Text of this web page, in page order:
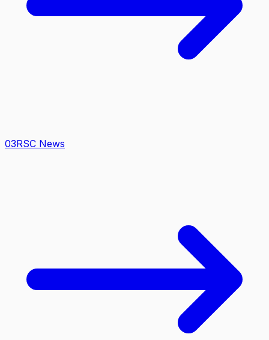
03RSC News